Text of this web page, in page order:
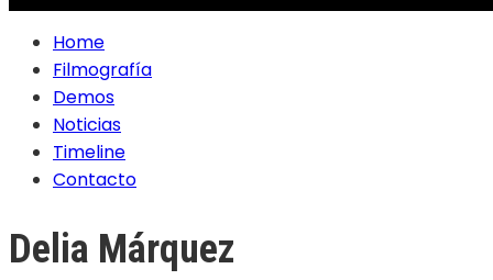
Home
Filmografía
Demos
Noticias
Timeline
Contacto
Delia Márquez